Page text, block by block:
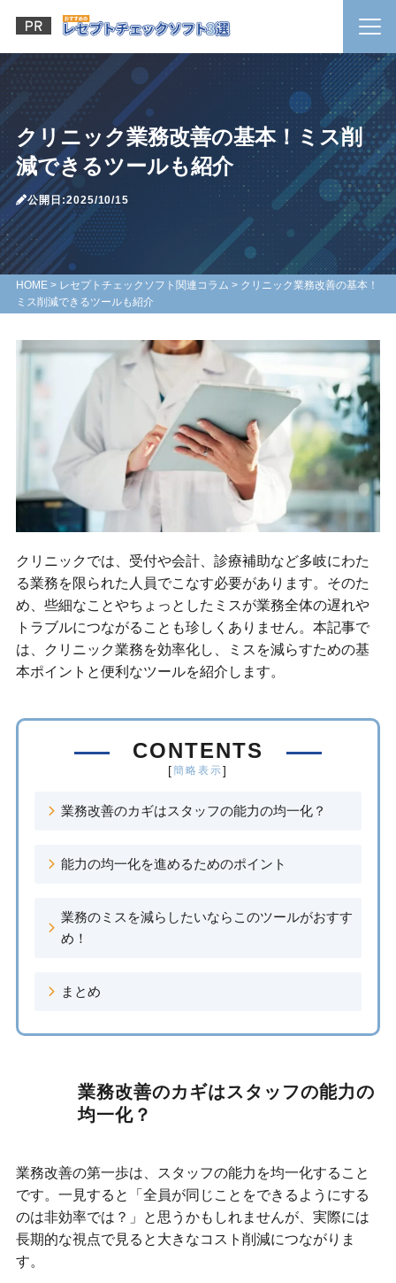
クリニック業務改善の基本！ミス削
減できるツールも紹介
公開日:2025/10/15
HOME> レセプトチェックソフト関連コラム > クリニック業務改善の基本！
ミス削減できるツールも紹介
クリニックでは、受付や会計、診療補助など多岐にわた
る業務を限られた人員でこなす必要があります。そのた
め、些細なことやちょっとしたミスが業務全体の遅れや
トラブルにつながることも珍しくありません。本記事で
は、クリニック業務を効率化し、ミスを減らすための基
本ポイントと便利なツールを紹介します。
CONTENTS
[簡略表示]
業務改善のカギはスタッフの能力の均一化？
能力の均一化を進めるためのポイント
業務のミスを減らしたいならこのツールがおすす
め！
まとめ
業務改善のカギはスタッフの能力の
均一化？
業務改善の第一歩は、スタッフの能力を均一化すること
です。一見すると「全員が同じことをできるようにする
のは非効率では？」と思うかもしれませんが、実際には
長期的な視点で見ると大きなコスト削減につながりま
す。